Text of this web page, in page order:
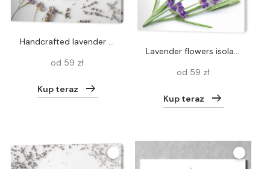
handcrafted lavender soap
od 59 zł
Kup teraz
Lavender flowers isolated over white background. View from above
od 59 zł
Kup teraz